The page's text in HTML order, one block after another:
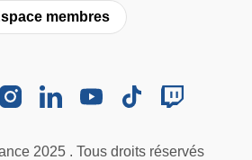
membres
2025 . Tous droits réservés